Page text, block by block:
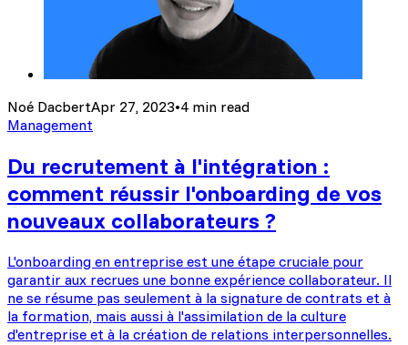
Noé DacbertApr 27, 2023•4 min read
Management
Du recrutement à l'intégration :
comment réussir l'onboarding de vos
nouveaux collaborateurs ?
L'onboarding en entreprise est une étape cruciale pour
garantir aux recrues une bonne expérience collaborateur. Il
ne se résume pas seulement à la signature de contrats et à
la formation, mais aussi à l'assimilation de la culture
d'entreprise et à la création de relations interpersonnelles.